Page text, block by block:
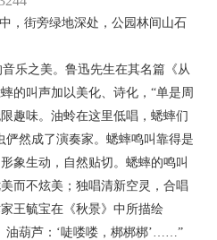
，街旁绿地深处，公园林间山石
乐之美。鲁迅先生在其名篇《从
的叫声加以美化、诗化，“单是周
趣味。油蛉在这里低唱，蟋蟀们
俨然成了演奏家。蟋蟀鸣叫靠得是
象生动，自然贴切。蟋蟀的鸣叫
而不炫美；独唱清新空灵，合唱
王毓宝在《秋景》中所描绘
油葫芦：‘唗喽喽，梆梆梆’……”